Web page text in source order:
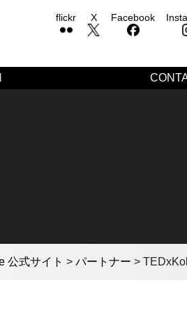
flickr X Facebook
公式サイト > パートナー >